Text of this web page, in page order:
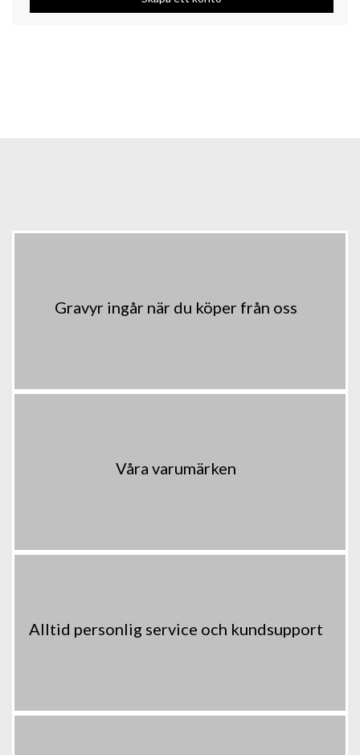
Gravyr ingår när du köper från oss
Våra varumärken
Alltid personlig service och kundsupport